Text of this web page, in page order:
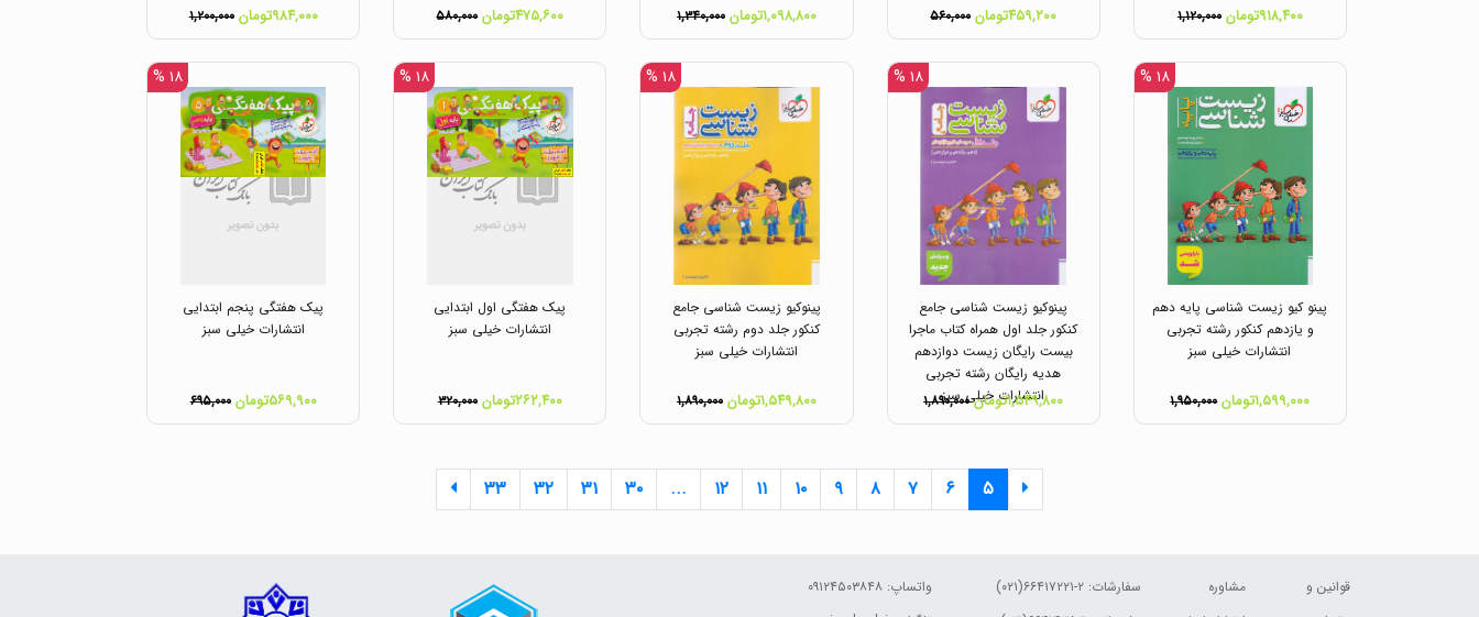
۹۱۸,۴۰۰تومان ۱,۱۲۰,۰۰۰ ۴۵۹,۲۰۰تومان ۵۶۰,۰۰۰ ۱,۰۹۸,۸۰۰تومان ۱,۳۴۰,۰۰۰ ۴۷۵,۶۰۰تومان ۵۸۰,۰۰۰ ۹۸۴,۰۰۰تومان ۱,۲۰۰,۰۰۰
۱۸ %
پینو کیو زیست شناسی پایه دهم
و یازدهم کنکور رشته تجربی
انتشارات خیلی سبز
۱,۵۹۹,۰۰۰تومان ۱,۹۵۰,۰۰۰
۱۸ %
پینوکیو زیست شناسی جامع
کنکور جلد اول همراه کتاب ماجرا
بیست رایگان زیست دوازدهم
هدیه رایگان رشته تجربی
انتشارات خیلی سبز
۱,۵۴۹,۸۰۰تومان ۱,۸۹۰,۰۰۰
۱۸ %
پینوکیو زیست شناسی جامع
کنکور جلد دوم رشته تجربی
انتشارات خیلی سبز
۱,۵۴۹,۸۰۰تومان ۱,۸۹۰,۰۰۰
۱۸ %
پیک هفتگی اول ابتدایی
انتشارات خیلی سبز
۲۶۲,۴۰۰تومان ۳۲۰,۰۰۰
۱۸ %
پیک هفتگی پنجم ابتدایی
انتشارات خیلی سبز
۵۶۹,۹۰۰تومان ۶۹۵,۰۰۰
۵ ۶ ۷ ۸ ۹ ۱۰ ۱۱ ۱۲ ... ۳۰ ۳۱ ۳۲ ۳۳
قوانین و مشاوره سفارشات: ۲-۶۶۴۱۷۲۲۱(۰۲۱) واتساپ: ۰۹۱۲۴۵۰۳۸۴۸